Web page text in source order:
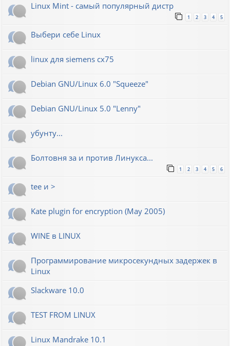
Linux Mint - самый популярный дистр
1 2 3 4 5
Выбери себе Linux
linux для siemens cx75
Debian GNU/Linux 6.0 "Squeeze"
Debian GNU/Linux 5.0 "Lenny"
убунту...
Болтовня за и против Линукса...
1 2 3 4 5 6
tee и >
Kate plugin for encryption (May 2005)
WINE в LINUX
Программирование микросекундных задержек в
Linux
Slackware 10.0
TEST FROM LINUX
Linux Mandrake 10.1